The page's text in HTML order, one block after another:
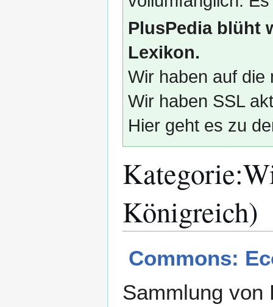
PlusPedia blüht
Lexikon.
Wir haben auf die
Wir haben SSL
Hier geht es zu
Kategorie:
Königreich)
Navigation
Suche
Commons:
Sammlung von